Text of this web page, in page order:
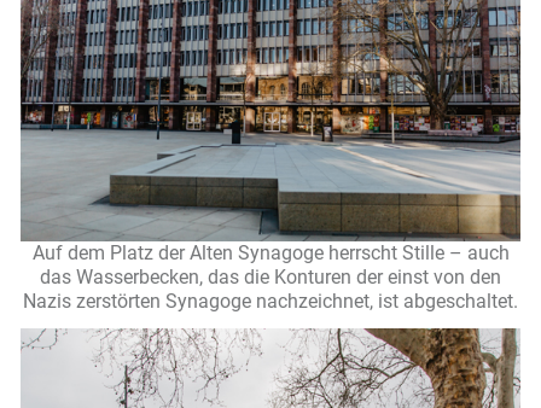
Auf dem Platz der Alten Synagoge herrscht Stille – auch
das Wasserbecken, das die Konturen der einst von den
Nazis zerstörten Synagoge nachzeichnet, ist abgeschaltet.